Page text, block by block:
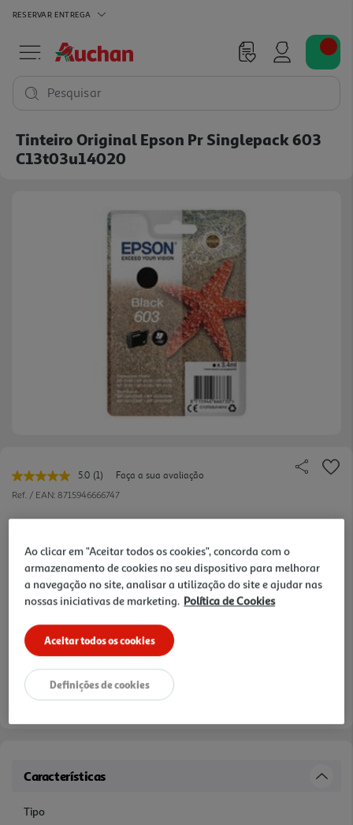
RESERVAR ENTREGA
Pesquisar
Tinteiro Original Epson Pr Singlepack 603
C13t03u14020
5.0 Leu
uma
Link
a
mesma
página.
(1)
Faça a sua avaliação
Ref. / EAN: 8715946666747
17,49 €
Receba em casa a 11/08/2026, se encomendar até às 12h.
3hRecolha Drive*
*Mediante disponibilidade de slot de entrega e stock em loja.
consultar stock >.
Características
Tipo
Ao clicar em "Aceitar todos os cookies", concorda com o
armazenamento de cookies no seu dispositivo para melhorar
a navegação no site, analisar a utilização do site e ajudar nas
nossas iniciativas de marketing. Política de Cookies
Aceitar todos os cookies
Definições de cookies